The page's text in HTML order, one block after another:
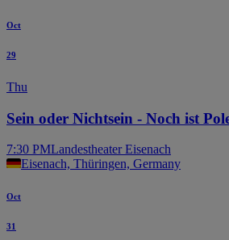
Oct
29
Thu
Sein oder Nichtsein - Noch ist
7:30 PMLandestheater Eisenach
Eisenach, Thüringen, Germany
Oct
31